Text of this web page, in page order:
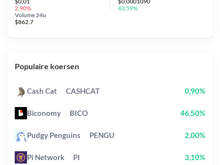
2,90%
Volume 24u
$862.7
43,59%
Populaire koersen
Cash Cat CASHCAT 0,90%
Biconomy BICO 46,50%
Pudgy Penguins PENGU 2,00%
Pi Network PI 3,10%